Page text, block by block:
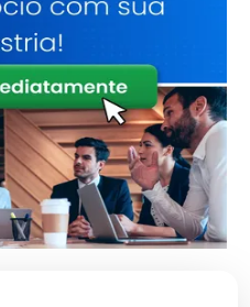
inferior a 25 g/m²
construtiva FEFCO
e fundo colado
em 8 segundos ou
por operador sem
para
RDC 105/1999